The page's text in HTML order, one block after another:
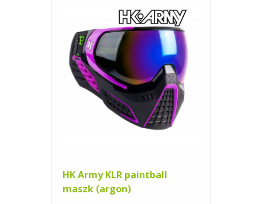
HK Army KLR paintball
maszk (argon)